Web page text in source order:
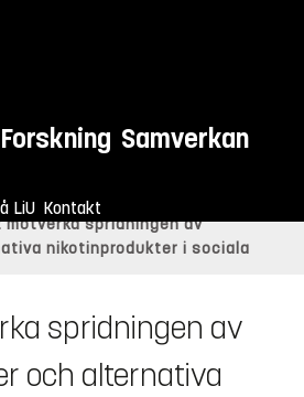
Forskning Samverkan
LiU Kontakt
motverka spridningen av
nikotinprodukter i sociala
spridningen av
och alternativa